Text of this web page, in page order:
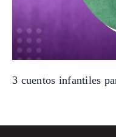
3 cuentos infantiles